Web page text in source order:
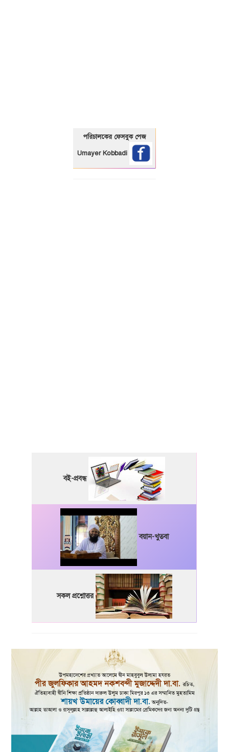
পরিচালকের ফেসবুক পেজ
Umayer Kobbadi
বই-প্রবন্ধ
বয়ান-খুতবা
সকল প্রশ্নোত্তর